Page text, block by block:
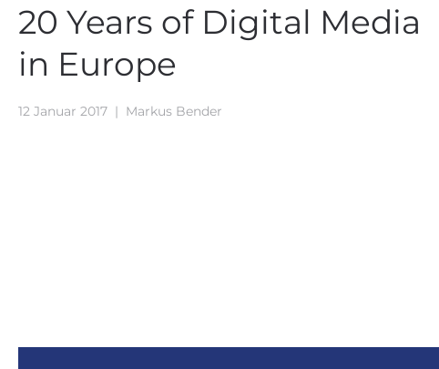
20 Years of Digital Media
in Europe
12 Januar 2017 | Markus Bender